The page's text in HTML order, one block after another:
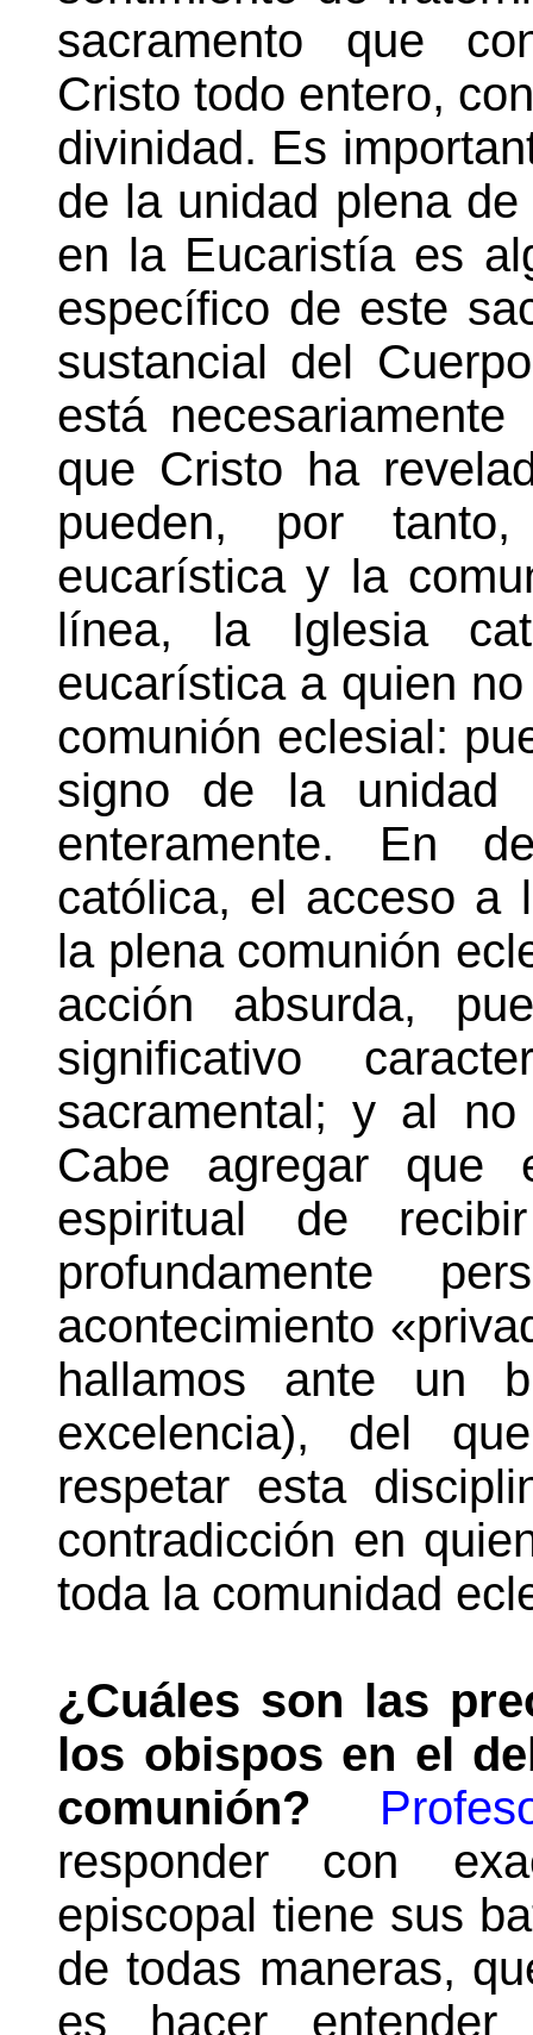
sacramento que
Cristo todo entero,
divinidad. Es
de la unidad plena
en la Eucaristía es
específico de este
sustancial del
está
que Cristo ha
pueden, por
eucarística y la
línea, la Iglesia
eucarística a quien
comunión eclesial:
signo de la unidad
enteramente. En
católica, el acceso a
la plena comunión
acción absurda,
significativo
sacramental; y al no
Cabe agregar que
espiritual de
profundamente
acontecimiento
hallamos ante un
excelencia), del
respetar esta
contradicción en
toda la comunidad
¿Cuáles son las
los obispos en el
comunión?
responder con
episcopal tiene sus
de todas maneras,
es hacer